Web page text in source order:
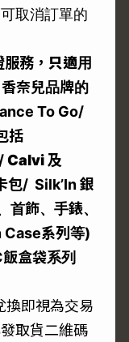
取消訂單的
務， 只適用
香奈兒品牌的
To Go/
括
Calvi及
包/ Silk’In銀
首飾、手錶、
Case系列等)
飯盒袋系列
換即視為交易
取貨二維碼